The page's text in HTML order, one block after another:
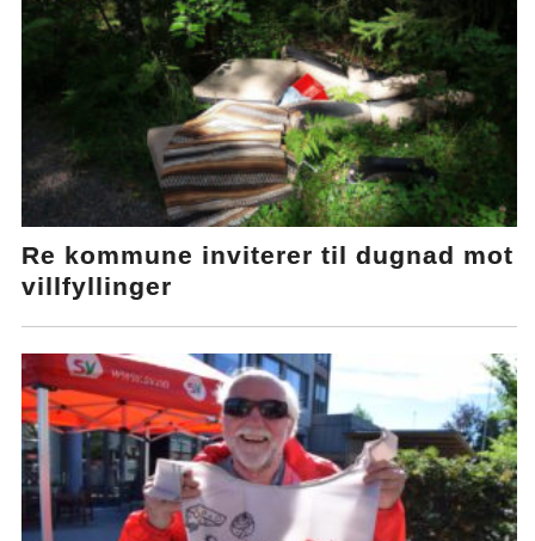
Re kommune inviterer til dugnad mot
villfyllinger